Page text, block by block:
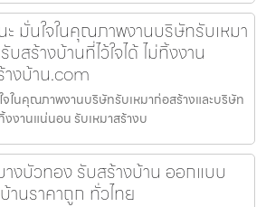
ะ มั่นใจในคุณภาพงานบริษัทรับเหมา
สร้างบ้านที่ไว้ใจได้ ไม่ทิ้งงาน
งบ้าน.com
จในคุณภาพงานบริษัทรับเหมาก่อสร้างและบริษัท
งงานแน่นอน รับเหมาสร้างบ
างบัวทอง รับสร้างบ้าน ออกแบบ
านราคาถูก ทั่วไทย